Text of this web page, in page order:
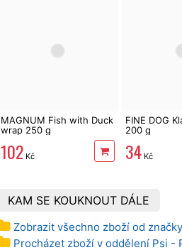
MAGNUM Fish with Duck
wrap 250 g
102 Kč
FINE DOG
200 g
34 Kč
KAM SE KOUKNOUT DÁLE
Zobrazit všechno zboží od
Procházet zboží v oddělení Psi -